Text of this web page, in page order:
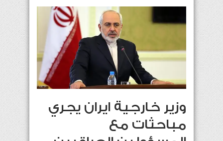
وزير خارجية ايران يجري
مباحثات مع